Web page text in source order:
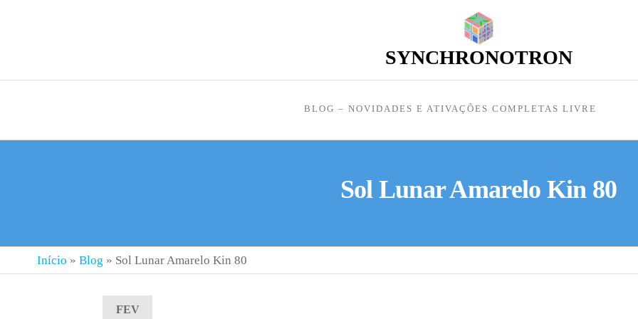
SYNCHRONOTRON
BLOG – NOVIDADES E ATIVAÇÕES COMPLETAS LIVRE
Sol Lunar Amarelo Kin 80
Início » Blog » Sol Lunar Amarelo Kin 80
FEV